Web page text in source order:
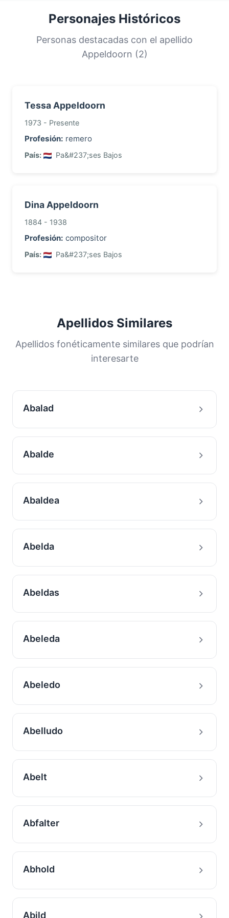
por una gran proporción de la población. Esta
distribución nos ayuda a comprender los
orígenes y la historia migratoria de las familias
Personajes Históricos
Personas destacadas con el apellido
Appeldoorn (2)
Tessa Appeldoorn
1973 - Presente
Profesión: remero
País: Pa&#237;ses Bajos
Dina Appeldoorn
1884 - 1938
Profesión: compositor
País: Pa&#237;ses Bajos
Apellidos Similares
Apellidos fonéticamente similares que podrían
interesarte
Abalad
Abalde
Abaldea
Abelda
Abeldas
Abeleda
Abeledo
Abelludo
Abelt
Abfalter
Abhold
Abild